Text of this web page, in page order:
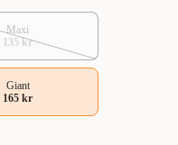
Maxi
135 kr
Giant
165 kr